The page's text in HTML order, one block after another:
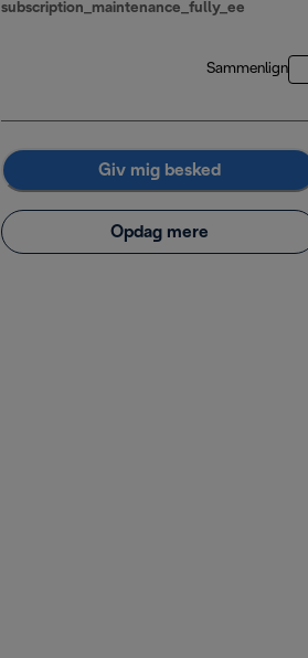
subscription_maintenance_fully_ee
Sammenlign
Giv mig besked
Opdag mere